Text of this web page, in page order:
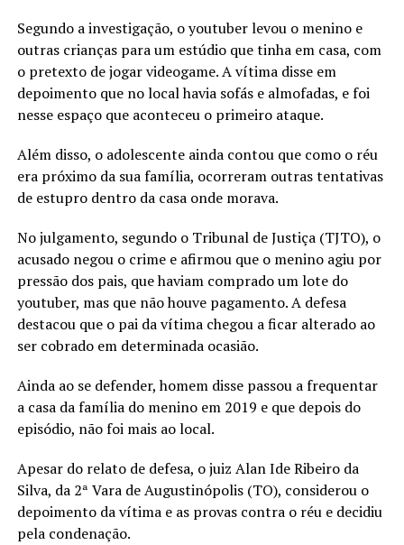
Segundo a investigação, o youtuber levou o menino e
outras crianças para um estúdio que tinha em casa, com
o pretexto de jogar videogame. A vítima disse em
depoimento que no local havia sofás e almofadas, e foi
nesse espaço que aconteceu o primeiro ataque.
Além disso, o adolescente ainda contou que como o réu
era próximo da sua família, ocorreram outras tentativas
de estupro dentro da casa onde morava.
No julgamento, segundo o Tribunal de Justiça (TJTO), o
acusado negou o crime e afirmou que o menino agiu por
pressão dos pais, que haviam comprado um lote do
youtuber, mas que não houve pagamento. A defesa
destacou que o pai da vítima chegou a ficar alterado ao
ser cobrado em determinada ocasião.
Ainda ao se defender, homem disse passou a frequentar
a casa da família do menino em 2019 e que depois do
episódio, não foi mais ao local.
Apesar do relato de defesa, o juiz Alan Ide Ribeiro da
Silva, da 2ª Vara de Augustinópolis (TO), considerou o
depoimento da vítima e as provas contra o réu e decidiu
pela condenação.